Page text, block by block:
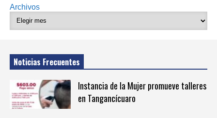
Archivos
Noticias Frecuentes
Instancia de la Mujer promueve talleres
en Tangancícuaro